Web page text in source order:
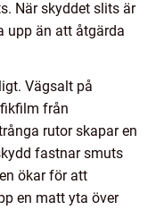
När skyddet slits är
upp än att åtgärda
Vägsalt på
från
rutor skapar en
fastnar smuts
ökar för att
en matt yta över